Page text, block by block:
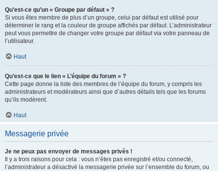
Qu’est-ce qu’un « Groupe par défaut » ?
Si vous êtes membre de plus d’un groupe, celui par défaut est utilisé pour
déterminer le rang et la couleur de groupe affichés par défaut. L’administrateur
peut vous permettre de changer votre groupe par défaut via votre panneau de
l’utilisateur.
Haut
Qu’est-ce que le lien « L’équipe du forum » ?
Cette page donne la liste des membres de l’équipe du forum, y compris les
administrateurs et modérateurs ainsi que d’autres détails tels que les forums
qu’ils modèrent.
Haut
Messagerie privée
Je ne peux pas envoyer de messages privés !
Il y a trois raisons pour cela : vous n’êtes pas enregistré et/ou connecté,
l’administrateur a désactivé la messagerie privée sur l’ensemble du forum, ou